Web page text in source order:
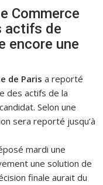
Commerce
actifs de
encore une
de Paris a reporté
des actifs de la
Selon une
sera reporté jusqu’à
mardi une
une solution de
finale aurait du